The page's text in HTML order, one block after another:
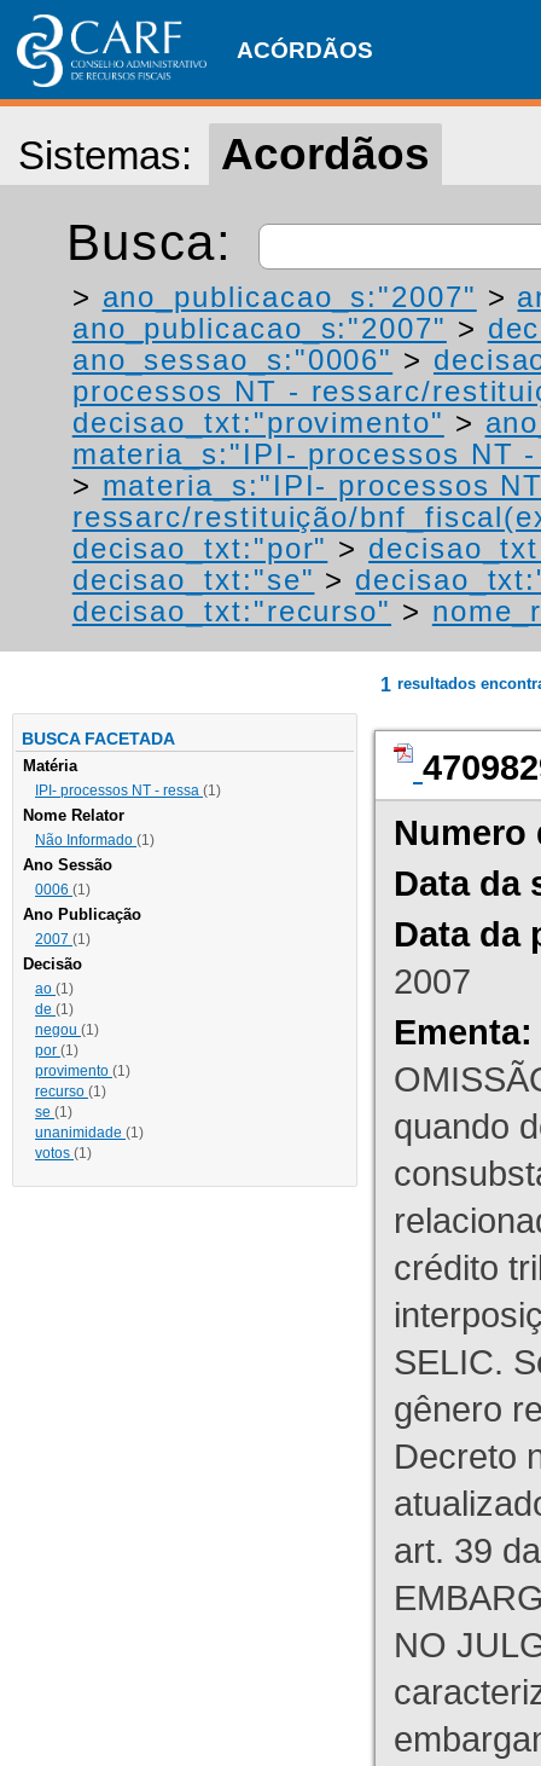
ACÓRDÃOS
Sistemas: Acordãos
Busca:
> ano_publicacao_s:"2007" >
ano_publicacao_s:"2007" >
ano_sessao_s:"0006" >
processos NT - ressarc/
decisao_txt:"provimento" >
materia_s:"IPI- processos NT
> materia_s:"IPI- processos
ressarc/restituição/
decisao_txt:"por" >
decisao_txt:"se" >
decisao_txt:"recurso" >
BUSCA FACETADA
Matéria
IPI- processos NT - ressa (1)
Nome Relator
Não Informado (1)
Ano Sessão
0006 (1)
Ano Publicação
2007 (1)
Decisão
ao (1)
de (1)
negou (1)
por (1)
provimento (1)
recurso (1)
se (1)
unanimidade (1)
votos (1)
1 resultados
Numero
Data da
Data da
2007
Ementa:
quando
crédito
SELIC.
gênero
Decreto
art. 39
NO